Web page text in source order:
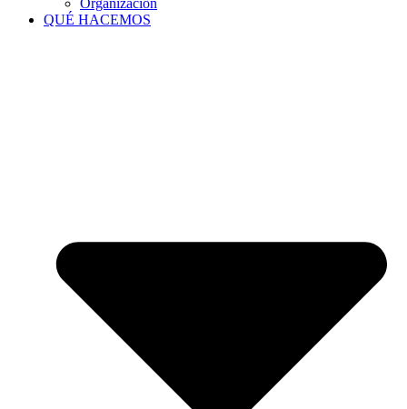
Organización
QUÉ HACEMOS